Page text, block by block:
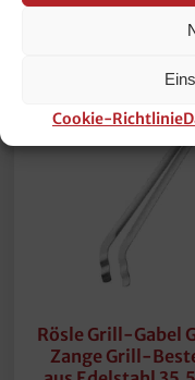
Cookie-Richtlinie
Rösle Grill-Gabel
Zange Grill-